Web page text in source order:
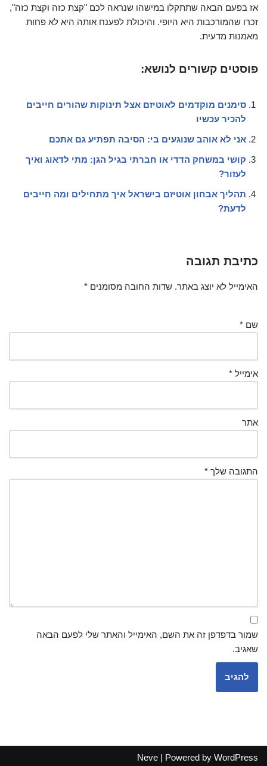
אז בפעם הבאה שתתקלו במישהו שנראה לכם "קצת כזה וקצת כזה",
זכרו שהמורכבות היא היופי. והיכולת לפענח אותה היא לא פחות
מאמנות מדעית.
פוסטים קשורים לנושא:
סימנים מוקדמים לאוטיזם אצל תינוקות שהורים חייבים
להכיר עכשיו
אני לא אוהב שנוגעים בי: הסיבה תפתיע גם אתכם
קושי במשחק הדדי או חברתי בגיל הגן: מתי לדאוג ואיך
לעזור?
תהליך אבחון אוטיזם בישראל איך מתחילים ומה חייבים
לדעת?
כתיבת תגובה
האימייל לא יוצג באתר. שדות החובה מסומנים *
שם *
אימייל *
אתר
התגובה שלך *
שמור בדפדפן זה את השם, האימייל והאתר שלי לפעם הבאה
שאגיב.
Neve | Powered by WordPress